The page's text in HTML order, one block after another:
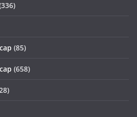
(85)
(658)